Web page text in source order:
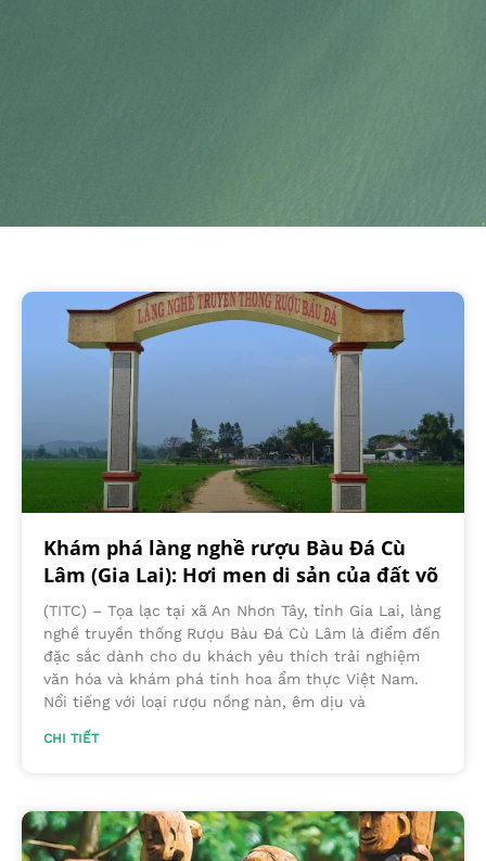
Khám phá làng nghề rượu Bàu Đá Cù
Lâm (Gia Lai): Hơi men di sản của đất võ
(TITC) – Tọa lạc tại xã An Nhơn Tây, tỉnh Gia Lai, làng
nghề truyền thống Rượu Bàu Đá Cù Lâm là điểm đến
đặc sắc dành cho du khách yêu thích trải nghiệm
văn hóa và khám phá tinh hoa ẩm thực Việt Nam.
Nổi tiếng với loại rượu nồng nàn, êm dịu và
CHI TIẾT